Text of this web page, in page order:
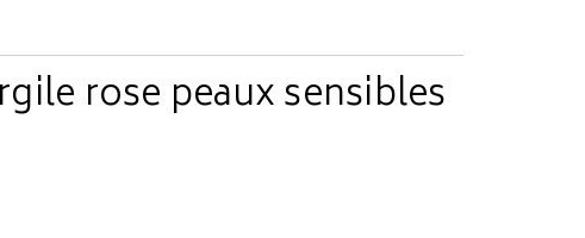
rose peaux sensibles